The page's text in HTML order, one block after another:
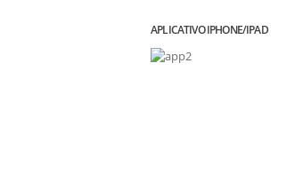
APLICATIVO IPHONE/IPAD